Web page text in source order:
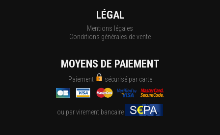
LÉGAL
Mentions légales
Conditions générales de vente
MOYENS DE PAIEMENT
Paiement sécurisé par carte
ou par virement bancaire